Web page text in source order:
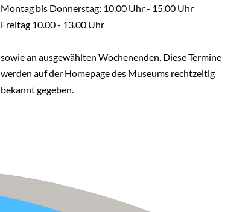
Montag bis Donnerstag: 10.00 Uhr - 15.00 Uhr
Freitag 10.00 - 13.00 Uhr
sowie an ausgewählten Wochenenden. Diese Termine
werden auf der Homepage des Museums rechtzeitig
bekannt gegeben.